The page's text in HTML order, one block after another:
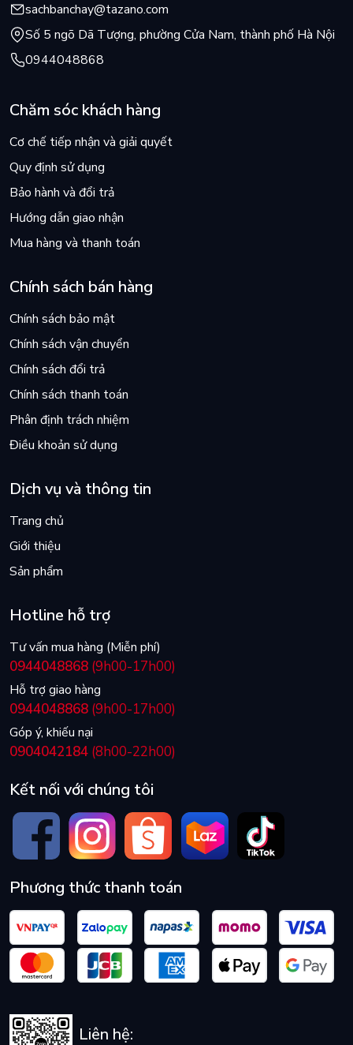
sachbanchay@tazano.com
Số 5 ngõ Dã Tượng, phường Cửa Nam, thành phố Hà Nội
0944048868
Chăm sóc khách hàng
Cơ chế tiếp nhận và giải quyết
Quy định sử dụng
Bảo hành và đổi trả
Hướng dẫn giao nhận
Mua hàng và thanh toán
Chính sách bán hàng
Chính sách bảo mật
Chính sách vận chuyển
Chính sách đổi trả
Chính sách thanh toán
Phân định trách nhiệm
Điều khoản sử dụng
Dịch vụ và thông tin
Trang chủ
Giới thiệu
Sản phẩm
Hotline hỗ trợ
Tư vấn mua hàng (Miễn phí)
0944048868 (9h00-17h00)
Hỗ trợ giao hàng
0944048868 (9h00-17h00)
Góp ý, khiếu nại
0904042184 (8h00-22h00)
Kết nối với chúng tôi
Phương thức thanh toán
Liên hệ: